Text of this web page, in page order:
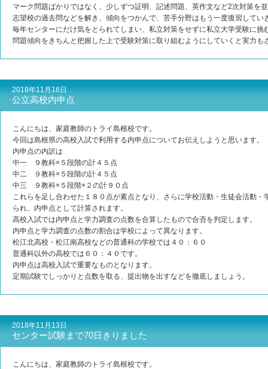
マーク問題ばかりではなく、少しずつ証明、記述問題、英作文など2次対策を
志望校の過去問などを解き、傾向をつかんで、苦手分野はもう一度復習してい
毎年センターにだけ気をとられてしまい、私立対策をせずに私立大学受験に
問題傾向をきちんと把握した上で受験対策に取り組むようにしていくと実力も
2018年11月16日
公立高校内申点
こんにちは、家庭教師のトライ島根校です。
今回は島根県の高校入試で利用する内申点についてお伝えしようと思います。
内申点の内訳は
中一 ９教科×５段階の計４５点
中二 ９教科×５段階の計４５点
中三 ９教科×５段階×２の計９０点
これらを足し合わせた１８０点が素点となり、さらに学校活動・生徒会活動
られ、内申点として計算されます。
高校入試では内申点と学力調査の点数を合算したもので合否を判定します。
内申点と学力調査の点数の割合は学校によって異なります。
松江北高校・松江南高校などの普通科の学校では４０：６０
普通科以外の高校では６０：４０です。
内申点は高校入試で重要なものとなります。
定期試験でしっかりと点数を取る、提出物を出すなどを徹底しましょう。
2018年11月13日
センター試験まで70日きりました
こんにちは、家庭教師のトライ島根校です。